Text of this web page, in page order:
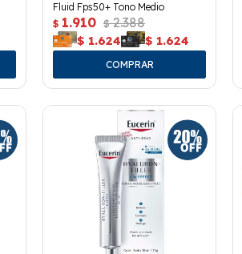
Fluid Fps50+ Tono Medio
$ 1.910 $ 2.388
$ 1.624 $ 1.624